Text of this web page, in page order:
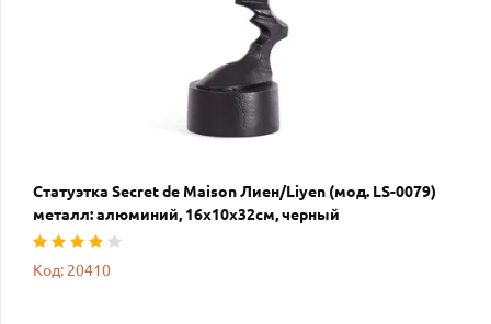
Статуэтка Secret de Maison Лиен/Liyen (мод. LS-0079)
металл: алюминий, 16х10х32см, черный
Код: 20410